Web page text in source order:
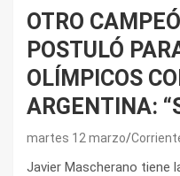
OTRO
POSTULÓ
OLÍMPICOS
ARGENTINA:
martes 12 marzo
Javier Mascherano tiene